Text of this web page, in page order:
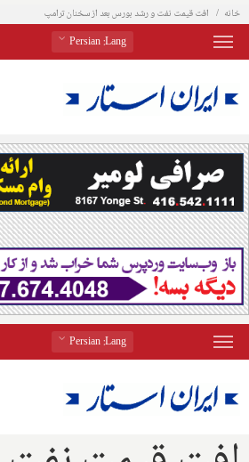
خانه افت قیمت نفت و رشد بورس بعد از سخنان ترامپ
Lang
: Persian
Lang
: Persian